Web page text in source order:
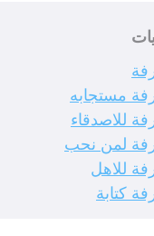
مستجابه
للاصدقاء
لمن نحب
للاهل
كتابة